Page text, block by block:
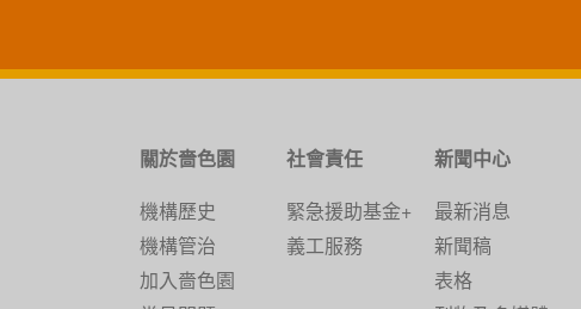
關於嗇色園
機構歷史
機構管治
加入嗇色園
社會責任
緊急援助基金+
義工服務
新聞中心
最新消息
新聞稿
表格